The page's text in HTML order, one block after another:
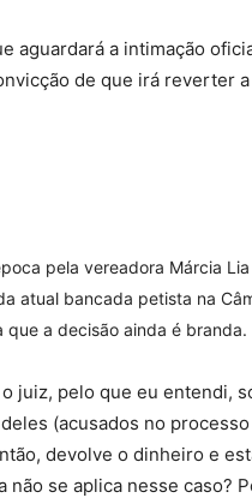
aguardará a intimação
de que irá reverter a
pela vereadora Márcia
atual bancada petista na
a decisão ainda é branda.
juiz, pelo que eu entendi,
(acusados no
devolve o dinheiro e
se aplica nesse caso?